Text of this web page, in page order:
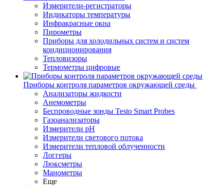
Измерители-регистраторы
Индикаторы температуры
Инфракрасные окна
Пирометры
Приборы для холодильных систем и систем
кондиционирования
Тепловизоры
Термометры цифровые
Приборы контроля параметров окружающей среды
Анализаторы жидкости
Анемометры
Беспроводные зонды Testo Smart Probes
Газоанализаторы
Измерители pH
Измерители светового потока
Измерители тепловой облученности
Логгеры
Люксметры
Манометры
Еще